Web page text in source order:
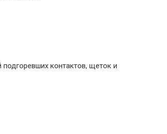
подгоревших контактов, щеток и